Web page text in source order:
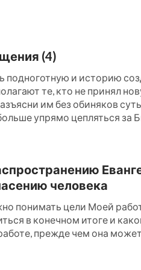
очень велика, но
любить,
В любви нет
торговли и ничего
предавать,
тяготы, и
своего, откажешься
брака. Иначе
Какова же
Сколько
(4)
подноготную и историю
те, кто не принял
им без обиняков
упрямо цепляться за
человека
понимать цели Моей
в конечном итоге и
прежде чем она